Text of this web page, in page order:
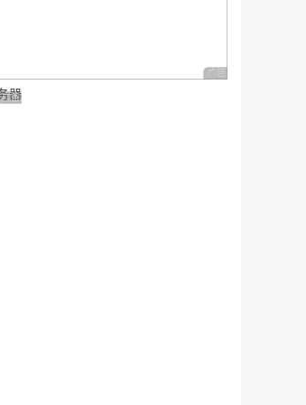
广告 商业广告，理性
广告 商业广告，理性选择